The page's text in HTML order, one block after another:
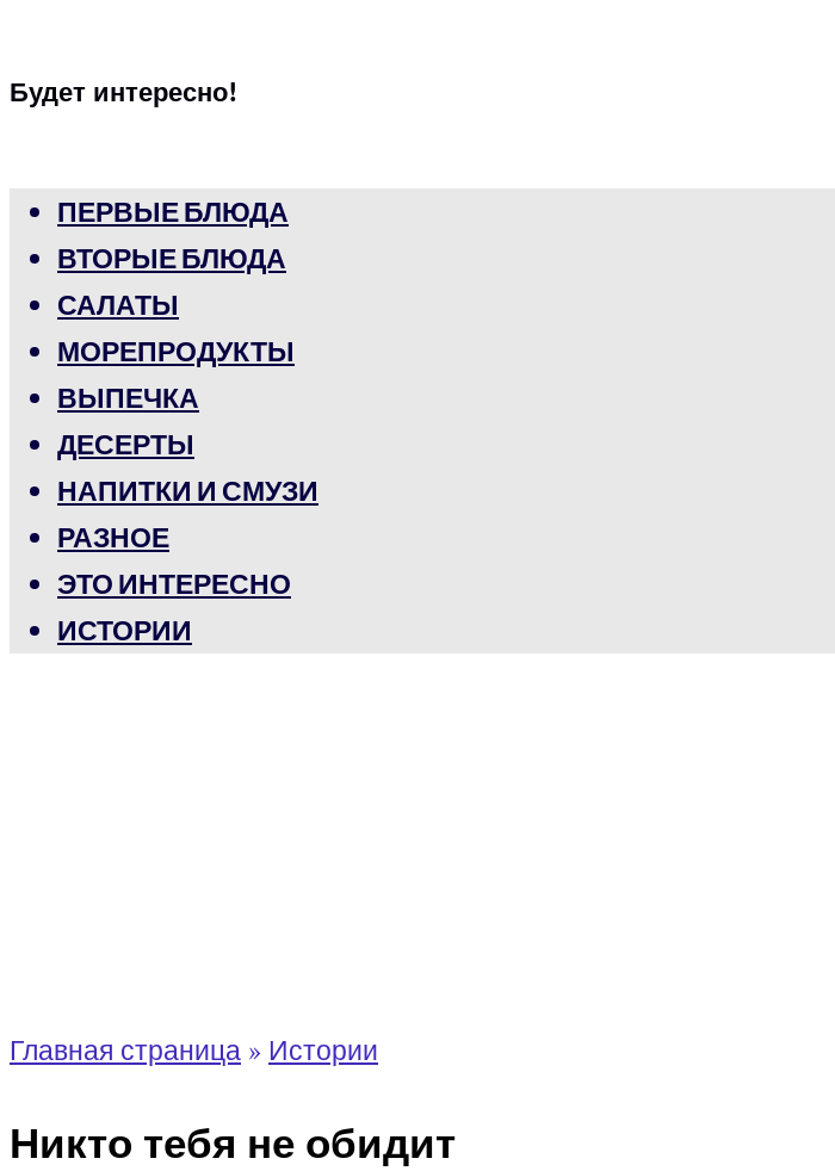
Будет интересно!
ПЕРВЫЕ БЛЮДА
ВТОРЫЕ БЛЮДА
САЛАТЫ
МОРЕПРОДУКТЫ
ВЫПЕЧКА
ДЕСЕРТЫ
НАПИТКИ И СМУЗИ
РАЗНОЕ
ЭТО ИНТЕРЕСНО
ИСТОРИИ
Главная страница » Истории
Никто тебя не обидит